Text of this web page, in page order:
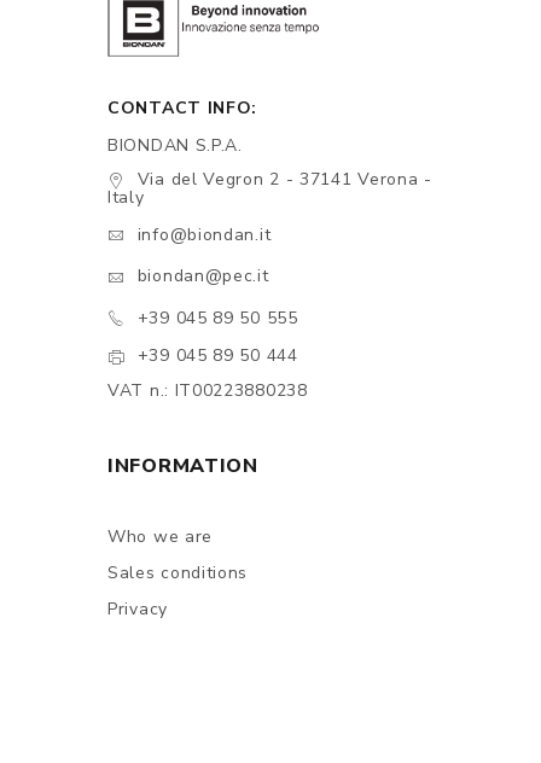
CONTACT INFO:
BIONDAN S.P.A.
Via del Vegron 2 - 37141 Verona -
Italy
info@biondan.it
biondan@pec.it
+39 045 89 50 555
+39 045 89 50 444
VAT n.: IT00223880238
INFORMATION
Who we are
Sales conditions
Privacy